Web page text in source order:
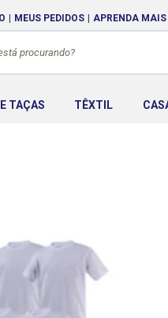
MEUS PEDIDOS APRENDA MAIS
TAÇAS TÊXTIL